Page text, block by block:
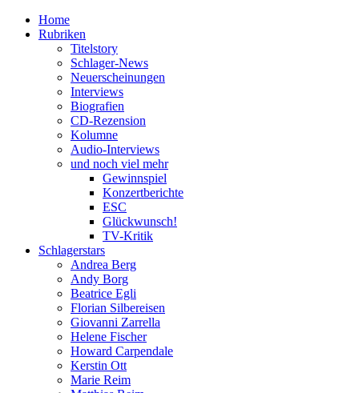
Home
Rubriken
Titelstory
Schlager-News
Neuerscheinungen
Interviews
Biografien
CD-Rezension
Kolumne
Audio-Interviews
und noch viel mehr
Gewinnspiel
Konzertberichte
ESC
Glückwunsch!
TV-Kritik
Schlagerstars
Andrea Berg
Andy Borg
Beatrice Egli
Florian Silbereisen
Giovanni Zarrella
Helene Fischer
Howard Carpendale
Kerstin Ott
Marie Reim